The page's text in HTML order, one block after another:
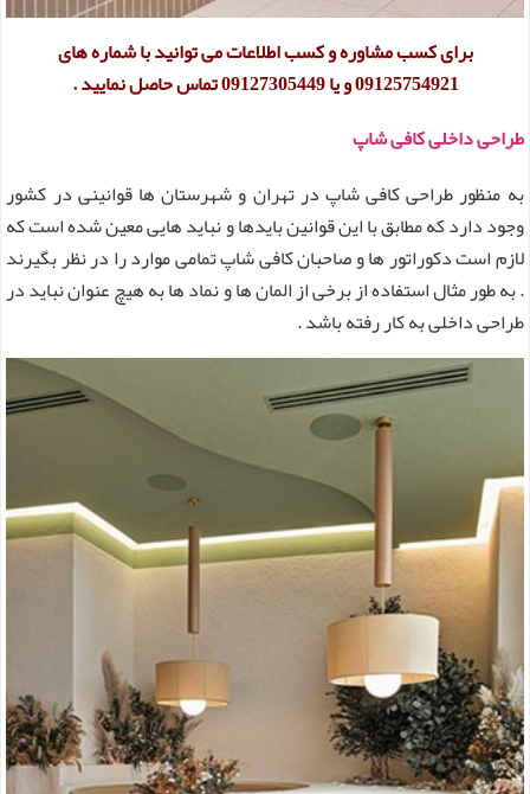
برای کسب مشاوره و کسب اطلاعات می توانید با شماره های
09125754921 و یا 09127305449 تماس حاصل نمایید .
طراحی داخلی کافی شاپ
به منظور طراحی کافی شاپ در تهران و شهرستان ها قوانینی در کشور
وجود دارد که مطابق با این قوانین بایدها و نباید هایی معین شده است که
لازم است دکوراتور ها و صاحبان کافی شاپ تمامی موارد را در نظر بگیرند
. به طور مثال استفاده از برخی از المان ها و نماد ها به هیچ عنوان نباید در
طراحی داخلی به کار رفته باشد .